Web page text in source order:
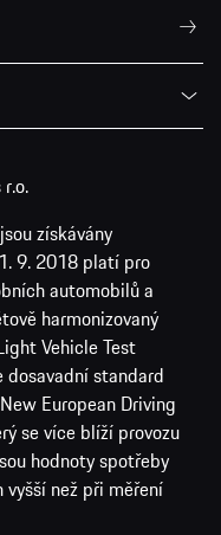
získávány
9. 2018 platí pro
automobilů a
harmonizovaný
Vehicle Test
dosavadní standard
European Driving
se více blíží provozu
hodnoty spotřeby
vyšší než při měření